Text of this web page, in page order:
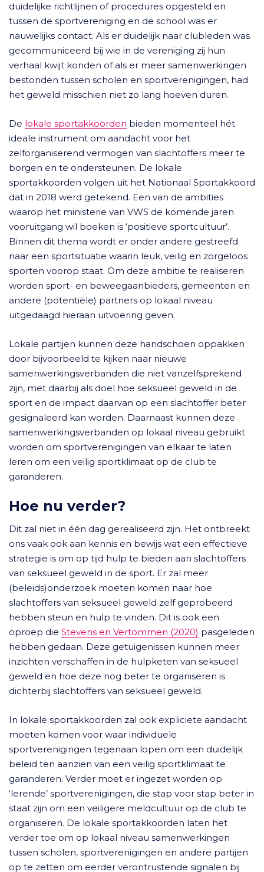
duidelijke richtlijnen of procedures opgesteld en
tussen de sportvereniging en de school was er
nauwelijks contact. Als er duidelijk naar clubleden was
gecommuniceerd bij wie in de vereniging zij hun
verhaal kwijt konden of als er meer samenwerkingen
bestonden tussen scholen en sportverenigingen, had
het geweld misschien niet zo lang hoeven duren.
De lokale sportakkoorden bieden momenteel hét
ideale instrument om aandacht voor het
zelforganiserend vermogen van slachtoffers meer te
borgen en te ondersteunen. De lokale
sportakkoorden volgen uit het Nationaal Sportakkoord
dat in 2018 werd getekend. Een van de ambities
waarop het ministerie van VWS de komende jaren
vooruitgang wil boeken is ‘positieve sportcultuur’.
Binnen dit thema wordt er onder andere gestreefd
naar een sportsituatie waarin leuk, veilig en zorgeloos
sporten voorop staat. Om deze ambitie te realiseren
worden sport- en beweegaanbieders, gemeenten en
andere (potentiële) partners op lokaal niveau
uitgedaagd hieraan uitvoering geven.
Lokale partijen kunnen deze handschoen oppakken
door bijvoorbeeld te kijken naar nieuwe
samenwerkingsverbanden die niet vanzelfsprekend
zijn, met daarbij als doel hoe seksueel geweld in de
sport en de impact daarvan op een slachtoffer beter
gesignaleerd kan worden. Daarnaast kunnen deze
samenwerkingsverbanden op lokaal niveau gebruikt
worden om sportverenigingen van elkaar te laten
leren om een veilig sportklimaat op de club te
garanderen.
Hoe nu verder?
Dit zal niet in één dag gerealiseerd zijn. Het ontbreekt
ons vaak ook aan kennis en bewijs wat een effectieve
strategie is om op tijd hulp te bieden aan slachtoffers
van seksueel geweld in de sport. Er zal meer
(beleids)onderzoek moeten komen naar hoe
slachtoffers van seksueel geweld zelf geprobeerd
hebben steun en hulp te vinden. Dit is ook een
oproep die Stevens en Vertommen (2020) pasgeleden
hebben gedaan. Deze getuigenissen kunnen meer
inzichten verschaffen in de hulpketen van seksueel
geweld en hoe deze nog beter te organiseren is
dichterbij slachtoffers van seksueel geweld.
In lokale sportakkoorden zal ook expliciete aandacht
moeten komen voor waar individuele
sportverenigingen tegenaan lopen om een duidelijk
beleid ten aanzien van een veilig sportklimaat te
garanderen. Verder moet er ingezet worden op
‘lerende’ sportverenigingen, die stap voor stap beter in
staat zijn om een veiligere meldcultuur op de club te
organiseren. De lokale sportakkoorden laten het
verder toe om op lokaal niveau samenwerkingen
tussen scholen, sportverenigingen en andere partijen
op te zetten om eerder verontrustende signalen bij